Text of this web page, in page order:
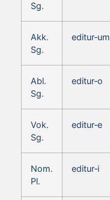
Sg.
Akk.
Sg.
editur‑um
Abl.
Sg.
editur‑o
Vok.
Sg.
editur‑e
Nom.
Pl.
editur‑i